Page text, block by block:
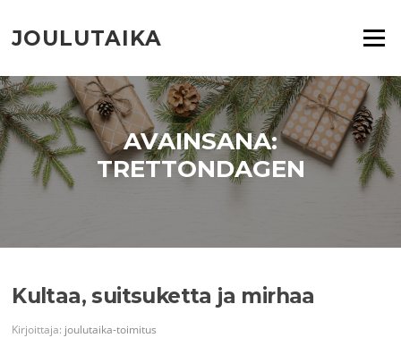
suoraan
sisältöön
JOULUTAIKA Valikko
AVAINSANA:
TRETTONDAGEN
Kultaa, suitsuketta ja mirhaa
Kirjoittaja: joulutaika-toimitus